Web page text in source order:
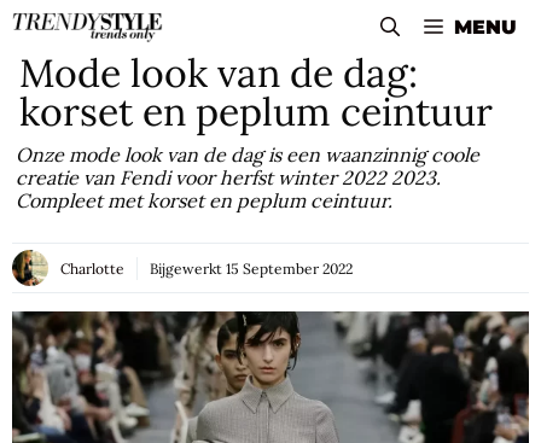
Skip
content
MENU
Mode look van de dag:
korset en peplum ceintuur
Onze mode look van de dag is een waanzinnig coole
creatie van Fendi voor herfst winter 2022 2023.
Compleet met korset en peplum ceintuur.
Charlotte Bijgewerkt 15 September 2022